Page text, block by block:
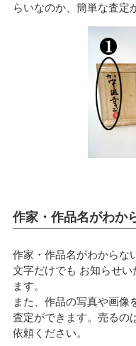
らいなのか、簡単な査定
作家・作品名がわか
作家・作品名がわからな
文字だけでも お知らせ
ます。
また、作品の写真や画像
査定ができます。売るの
依頼ください。